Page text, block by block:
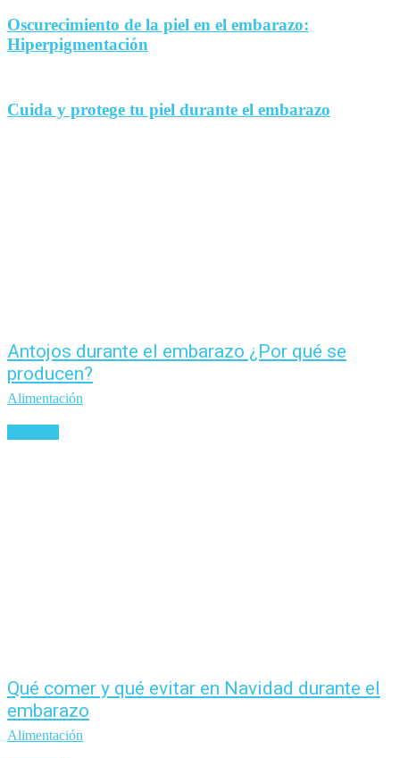
Oscurecimiento de la piel en el embarazo:
Hiperpigmentación
Cuida y protege tu piel durante el embarazo
Antojos durante el embarazo ¿Por qué se
producen?
Alimentación
Qué comer y qué evitar en Navidad durante el
embarazo
Alimentación